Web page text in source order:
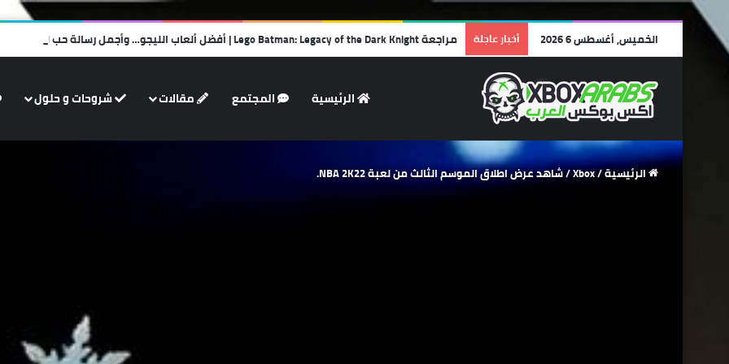
الخميس, أغسطس 6 2026 أخبار عاجلة مراجعة Lego Batman: Legacy of the Dark Knight | أفضل ألعاب الليجو… وأجمل رسالة حب لشخصية باتمان!
الرئيسية المجتمع مقالات شروحات و حلول
الرئيسية/
Xbox
/شاهد عرض اطلاق الموسم الثالث من لعبة NBA 2K22.